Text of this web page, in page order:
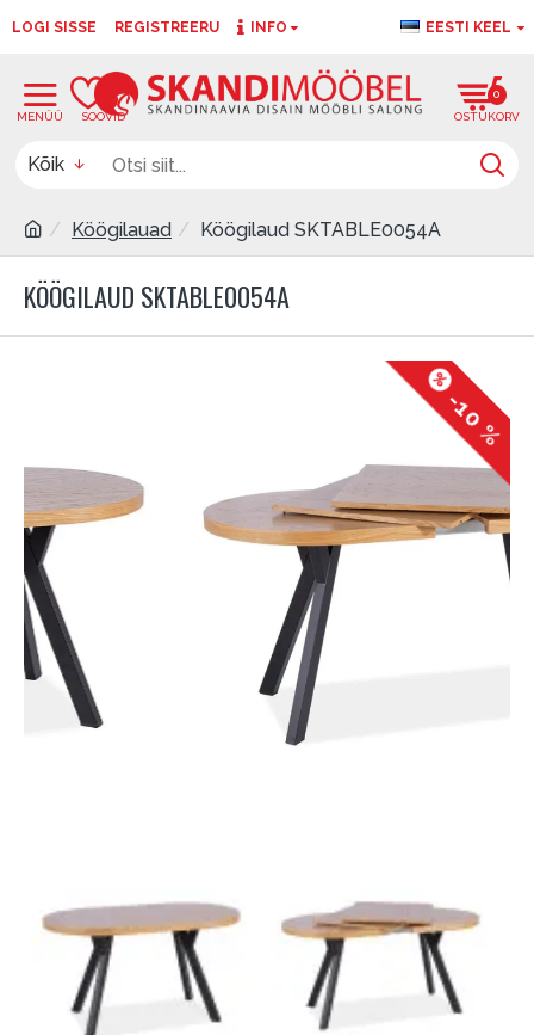
LOGI SISSE REGISTREERU INFO EESTI KEEL
0
Kõik
Köögilauad Köögilaud SKTABLE0054A
KÖÖGILAUD SKTABLE0054A
-10 %